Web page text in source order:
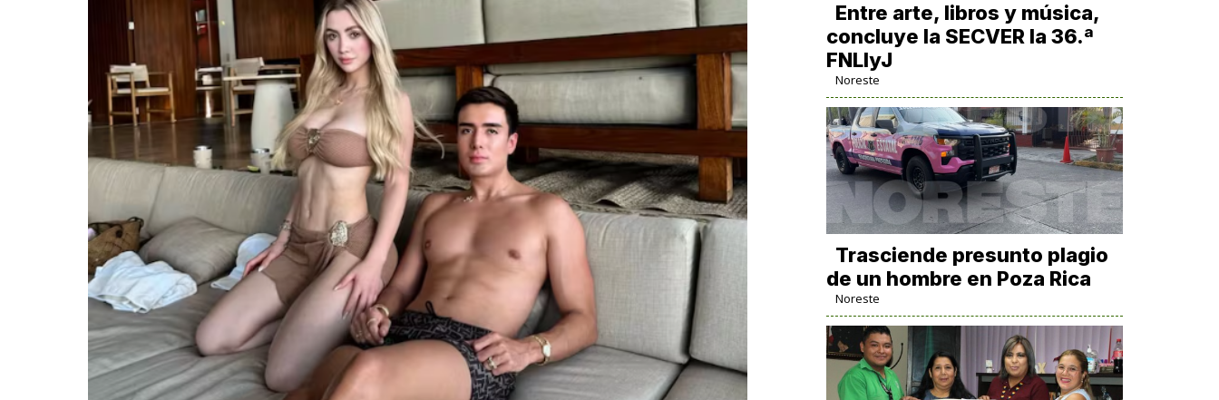
Entre arte, libros y música,
concluye la SECVER la 36.ª
FNLIyJ
Noreste
Trasciende presunto plagio
de un hombre en Poza Rica
Noreste